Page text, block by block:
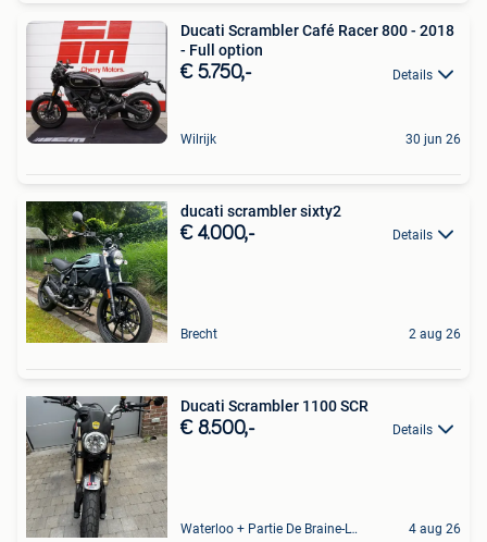
Ducati Scrambler Café Racer 800 - 2018
- Full option
€ 5.750,- Details
Wilrijk 30 jun 26
ducati scrambler sixty2
€ 4.000,- Details
Brecht 2 aug 26
Ducati Scrambler 1100 SCR
€ 8.500,- Details
Waterloo + Partie De Braine-L'Alleud, De Ohain 4 aug 26